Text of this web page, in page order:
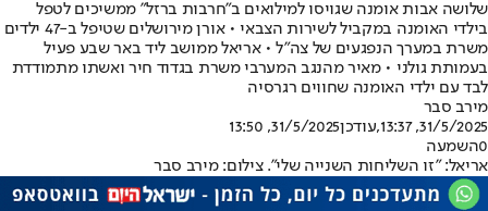
שלושה אבות אומנה שגויסו למילואים ב"חרבות ברזל" ממשיכים לטפל
בילדי האומנה במקביל לשירות הצבאי • אורן מירושלים שטיפל ב-47 ילדים
משרת במערך הנפגעים של צה"ל • אריאל ממושב ליד באר שבע פעיל
בעמותת גולני • מאיר מהנגב המערבי משרת בגדוד חיר ואשתו מתמודדת
לבד עם ילדי האומנה שחווים רגרסיה
מירב סבר
31/5/2025, 13:37
,עודכן31/5/2025, 13:50
0השמעה
אריאל: "זו השליחות השנייה שלי". צילום: מירב סבר